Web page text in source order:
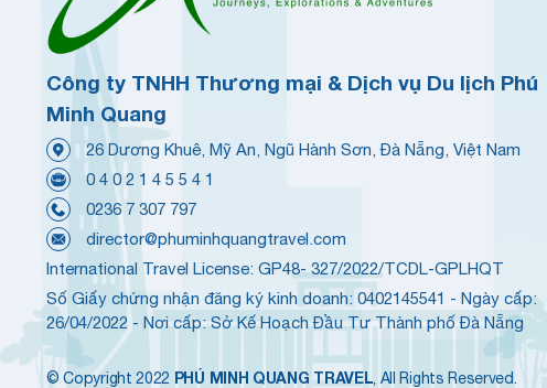
Công ty TNHH Thương mại & Dịch vụ Du lịch Phú
Minh Quang
26 Dương Khuê, Mỹ An, Ngũ Hành Sơn, Đà Nẵng, Việt Nam
0 4 0 2 1 4 5 5 4 1
0236 7 307 797
director@phuminhquangtravel.com
International Travel License: GP48- 327/2022/TCDL-GPLHQT
Số Giấy chứng nhận đăng ký kinh doanh: 0402145541 - Ngày cấp:
26/04/2022 - Nơi cấp: Sở Kế Hoạch Đầu Tư Thành phố Đà Nẵng
© Copyright 2022 PHÚ MINH QUANG TRAVEL, All Rights Reserved.